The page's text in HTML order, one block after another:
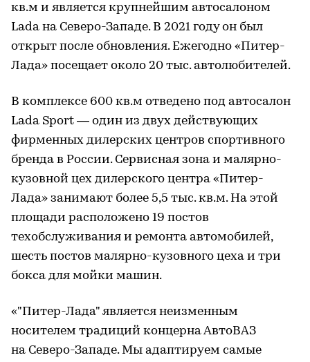
кв.м и является крупнейшим автосалоном
Lada на Северо-Западе. В 2021 году он был
открыт после обновления. Ежегодно «Питер-
Лада» посещает около 20 тыс. автолюбителей.
В комплексе 600 кв.м отведено под автосалон
Lada Sport — один из двух действующих
фирменных дилерских центров спортивного
бренда в России. Сервисная зона и малярно-
кузовной цех дилерского центра «Питер-
Лада» занимают более 5,5 тыс. кв.м. На этой
площади расположено 19 постов
техобслуживания и ремонта автомобилей,
шесть постов малярно-кузовного цеха и три
бокса для мойки машин.
«"Питер-Лада" является неизменным
носителем традиций концерна АвтоВАЗ
на Северо-Западе. Мы адаптируем самые